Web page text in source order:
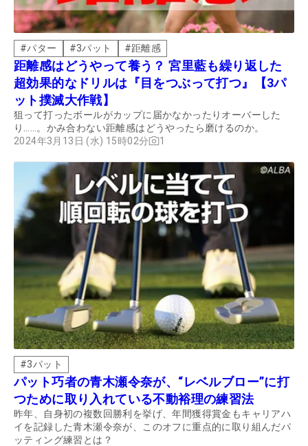
#パター #3パット #距離感
距離感はどうやって養う？ 宮里藍も繰り返した
超効果的なドリルは『目をつぶって打つ』【3パ
ット撲滅大作戦】
狙って打ったボールがカップに届かなかったりオーバーした
り……。かみ合わない距離感はどうやったら磨けるのか。
2024年3月13日 (水) 15時02分
1
#3パット
パット巧者の青木瀬令奈が、“レベルブロー”に打
つために取り入れている不動裕理の練習法
昨年、自身初の複数回勝利を挙げ、年間獲得賞金もキャリアハ
イを記録した青木瀬令奈が、このオフに重点的に取り組んだパ
ッティング練習とは？